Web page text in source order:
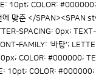
10pt; COLOR:
맞춘 </SPAN><SPAN
SPACING: 0px;
FAMILY: '바탕';
COLOR: #000000;
COLOR: #000000;